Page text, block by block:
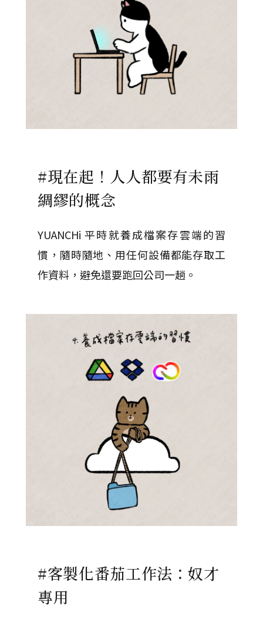
#現在起！人人都要有未雨
綢繆的概念
YUANCHi 平時就養成檔案存雲端的習
慣，隨時隨地、用任何設備都能存取工
作資料，避免還要跑回公司一趟。
#客製化番茄工作法：奴才
專用